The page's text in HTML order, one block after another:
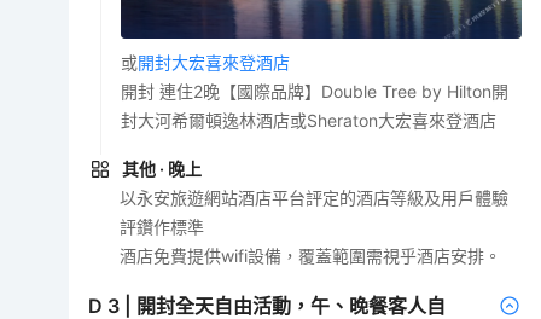
或開封大宏喜來登酒店
開封 連住2晚【國際品牌】Double Tree by Hilton開
封大河希爾頓逸林酒店或Sheraton大宏喜來登酒店
其他 · 晚上
以永安旅遊網站酒店平台評定的酒店等級及用戶體驗
評鑽作標準
酒店免費提供wifi設備，覆蓋範圍需視乎酒店安排。
D 3
開封全天自由活動，午、晚餐客人自